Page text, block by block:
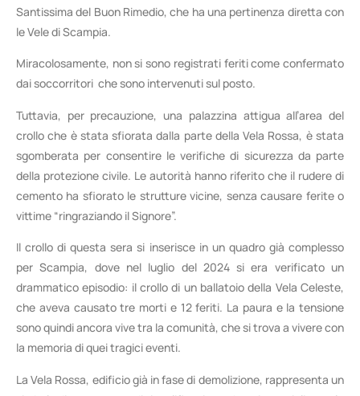
Santissima del Buon Rimedio, che ha una pertinenza diretta con
le Vele di Scampia.
Miracolosamente, non si sono registrati feriti come confermato
dai soccorritori che sono intervenuti sul posto.
Tuttavia, per precauzione, una palazzina attigua all’area del
crollo che è stata sfiorata dalla parte della Vela Rossa, è stata
sgomberata per consentire le verifiche di sicurezza da parte
della protezione civile. Le autorità hanno riferito che il rudere di
cemento ha sfiorato le strutture vicine, senza causare ferite o
vittime “ringraziando il Signore”.
Il crollo di questa sera si inserisce in un quadro già complesso
per Scampia, dove nel luglio del 2024 si era verificato un
drammatico episodio: il crollo di un ballatoio della Vela Celeste,
che aveva causato tre morti e 12 feriti. La paura e la tensione
sono quindi ancora vive tra la comunità, che si trova a vivere con
la memoria di quei tragici eventi.
La Vela Rossa, edificio già in fase di demolizione, rappresenta un